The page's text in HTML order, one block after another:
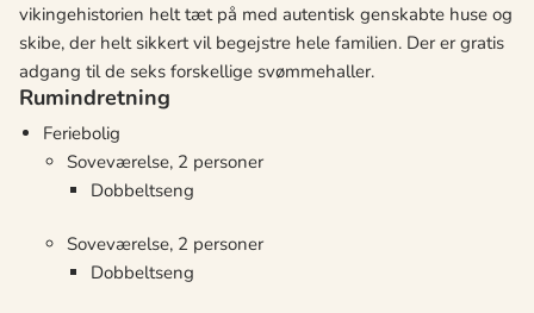
vikingehistorien helt tæt på med autentisk genskabte huse og
skibe, der helt sikkert vil begejstre hele familien. Der er gratis
adgang til de seks forskellige svømmehaller.
Rumindretning
Feriebolig
Soveværelse, 2 personer
Dobbeltseng
Soveværelse, 2 personer
Dobbeltseng